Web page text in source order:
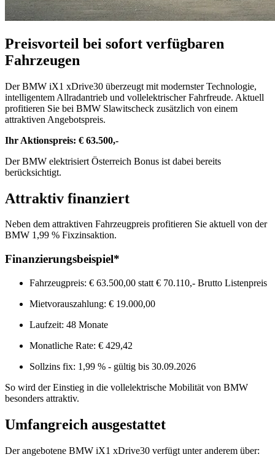
Preisvorteil bei sofort verfügbaren
Fahrzeugen
Der BMW iX1 xDrive30 überzeugt mit modernster Technologie,
intelligentem Allradantrieb und vollelektrischer Fahrfreude. Aktuell
profitieren Sie bei BMW Slawitscheck zusätzlich von einem
attraktiven Angebotspreis.
Ihr Aktionspreis: € 63.500,-
Der BMW elektrisiert Österreich Bonus ist dabei bereits
berücksichtigt.
Attraktiv finanziert
Neben dem attraktiven Fahrzeugpreis profitieren Sie aktuell von der
BMW 1,99 % Fixzinsaktion.
Finanzierungsbeispiel*
Fahrzeugpreis: € 63.500,00 statt € 70.110,- Brutto Listenpreis
Mietvorauszahlung: € 19.000,00
Laufzeit: 48 Monate
Monatliche Rate: € 429,42
Sollzins fix: 1,99 % - gültig bis 30.09.2026
So wird der Einstieg in die vollelektrische Mobilität von BMW
besonders attraktiv.
Umfangreich ausgestattet
Der angebotene BMW iX1 xDrive30 verfügt unter anderem über: